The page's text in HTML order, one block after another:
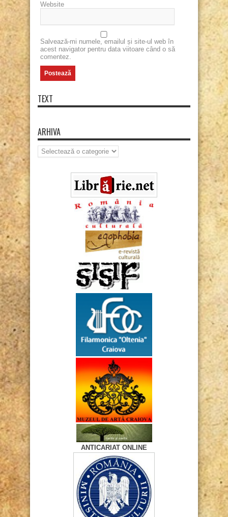
Website
Salvează-mi numele, emailul și site-ul web în
acest navigator pentru data viitoare când o să
comentez.
TEXT
ARHIVA
Arhiva
ANTICARIAT ONLINE